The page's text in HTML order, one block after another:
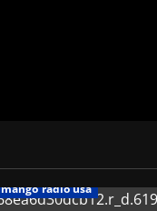
mango radio usa